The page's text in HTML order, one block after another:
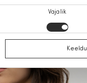
Vajalik
Keeldu